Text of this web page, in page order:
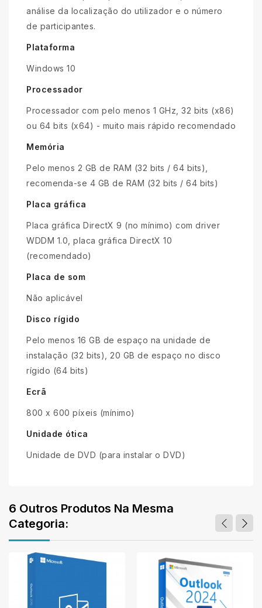
análise da localização do utilizador e o número
de participantes.
Plataforma
Windows 10
Processador
Processador com pelo menos 1 GHz, 32 bits (x86)
ou 64 bits (x64) - muito mais rápido recomendado
Memória
Pelo menos 2 GB de RAM (32 bits / 64 bits),
recomenda-se 4 GB de RAM (32 bits / 64 bits)
Placa gráfica
Placa gráfica DirectX 9 (no mínimo) com driver
WDDM 1.0, placa gráfica DirectX 10
(recomendado)
Placa de som
Não aplicável
Disco rígido
Pelo menos 16 GB de espaço na unidade de
instalação (32 bits), 20 GB de espaço no disco
rígido (64 bits)
Ecrã
800 x 600 píxeis (mínimo)
Unidade ótica
Unidade de DVD (para instalar o DVD)
6 Outros Produtos Na Mesma
Categoria: